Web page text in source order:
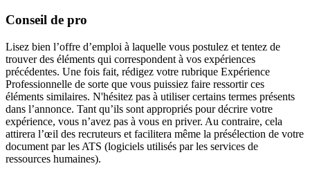
Conseil de pro
Lisez bien l’offre d’emploi à laquelle vous postulez et tentez de
trouver des éléments qui correspondent à vos expériences
précédentes. Une fois fait, rédigez votre rubrique Expérience
Professionnelle de sorte que vous puissiez faire ressortir ces
éléments similaires. N'hésitez pas à utiliser certains termes présents
dans l’annonce. Tant qu’ils sont appropriés pour décrire votre
expérience, vous n’avez pas à vous en priver. Au contraire, cela
attirera l’œil des recruteurs et facilitera même la présélection de votre
document par les ATS (logiciels utilisés par les services de
ressources humaines).